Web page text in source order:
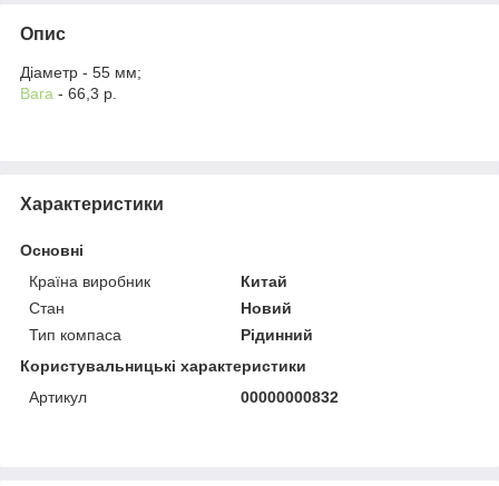
Опис
Діаметр - 55 мм;
Вага - 66,3 р.
Характеристики
Основні
Країна виробник
Китай
Стан
Новий
Тип компаса
Рідинний
Користувальницькі характеристики
Артикул
00000000832